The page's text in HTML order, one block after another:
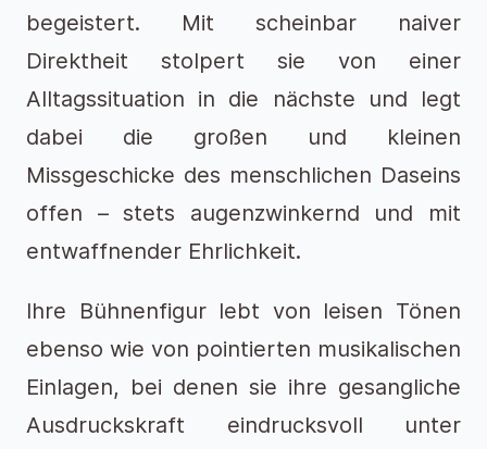
begeistert. Mit scheinbar naiver
Direktheit stolpert sie von einer
Alltagssituation in die nächste und legt
dabei die großen und kleinen
Missgeschicke des menschlichen Daseins
offen – stets augenzwinkernd und mit
entwaffnender Ehrlichkeit.
Ihre Bühnenfigur lebt von leisen Tönen
ebenso wie von pointierten musikalischen
Einlagen, bei denen sie ihre gesangliche
Ausdruckskraft eindrucksvoll unter